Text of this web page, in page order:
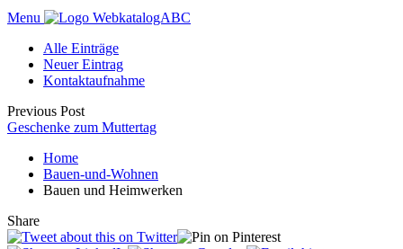
Menu
WebkatalogABC
Alle Einträge
Neuer Eintrag
Kontaktaufnahme
Previous Post
Geschenke zum Muttertag
Home
Bauen-und-Wohnen
Bauen und Heimwerken
Share